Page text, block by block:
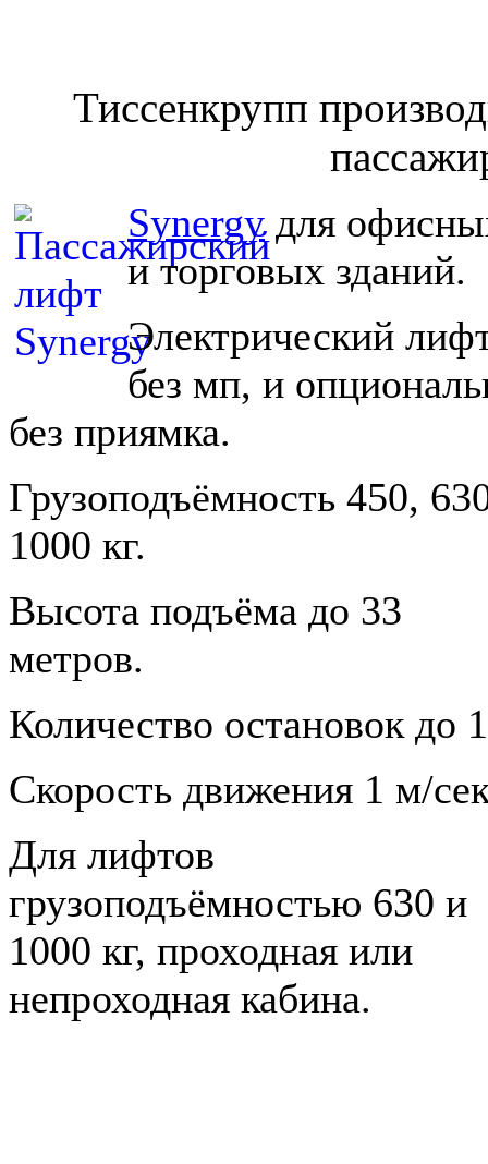
Тиссенкрупп
Synergyдля
и торговых зданий.
Электрический
без мп, и
без приямка.
Грузоподъёмность 450,
1000 кг.
Высота подъёма до 33
метров.
Количество остановок до
Скорость движения 1 м/
Для лифтов
грузоподъёмностью 630 и
1000 кг, проходная или
непроходная кабина.